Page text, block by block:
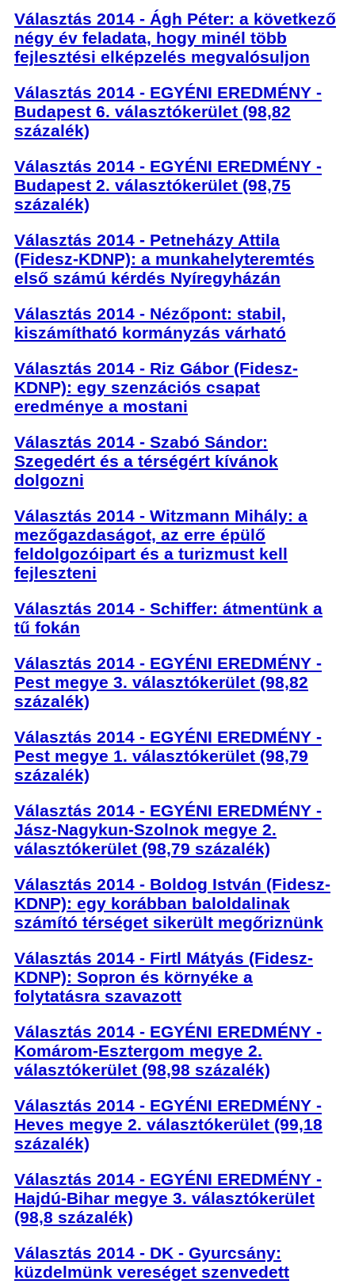
Választás 2014 - Ágh Péter: a következő
négy év feladata, hogy minél több
fejlesztési elképzelés megvalósuljon
Választás 2014 - EGYÉNI EREDMÉNY -
Budapest 6. választókerület (98,82
százalék)
Választás 2014 - EGYÉNI EREDMÉNY -
Budapest 2. választókerület (98,75
százalék)
Választás 2014 - Petneházy Attila
(Fidesz-KDNP): a munkahelyteremtés
első számú kérdés Nyíregyházán
Választás 2014 - Nézőpont: stabil,
kiszámítható kormányzás várható
Választás 2014 - Riz Gábor (Fidesz-
KDNP): egy szenzációs csapat
eredménye a mostani
Választás 2014 - Szabó Sándor:
Szegedért és a térségért kívánok
dolgozni
Választás 2014 - Witzmann Mihály: a
mezőgazdaságot, az erre épülő
feldolgozóipart és a turizmust kell
fejleszteni
Választás 2014 - Schiffer: átmentünk a
tű fokán
Választás 2014 - EGYÉNI EREDMÉNY -
Pest megye 3. választókerület (98,82
százalék)
Választás 2014 - EGYÉNI EREDMÉNY -
Pest megye 1. választókerület (98,79
százalék)
Választás 2014 - EGYÉNI EREDMÉNY -
Jász-Nagykun-Szolnok megye 2.
választókerület (98,79 százalék)
Választás 2014 - Boldog István (Fidesz-
KDNP): egy korábban baloldalinak
számító térséget sikerült megőriznünk
Választás 2014 - Firtl Mátyás (Fidesz-
KDNP): Sopron és környéke a
folytatásra szavazott
Választás 2014 - EGYÉNI EREDMÉNY -
Komárom-Esztergom megye 2.
választókerület (98,98 százalék)
Választás 2014 - EGYÉNI EREDMÉNY -
Heves megye 2. választókerület (99,18
százalék)
Választás 2014 - EGYÉNI EREDMÉNY -
Hajdú-Bihar megye 3. választókerület
(98,8 százalék)
Választás 2014 - DK - Gyurcsány:
küzdelmünk vereséget szenvedett